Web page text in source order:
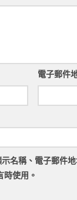
電子郵件
名稱、電子郵件
時使用。